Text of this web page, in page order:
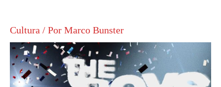
Cultura / Por Marco Bunster